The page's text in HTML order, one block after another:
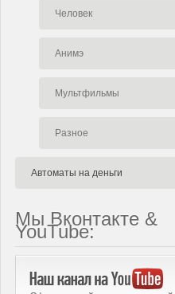
Человек
Анимэ
Мультфильмы
Разное
Автоматы на деньги
Мы Вконтакте &
YouTube: